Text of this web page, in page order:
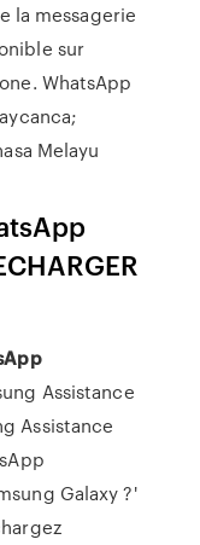
la messagerie
sur
WhatsApp
Melayu
Assistance
Assistance
Galaxy ?'